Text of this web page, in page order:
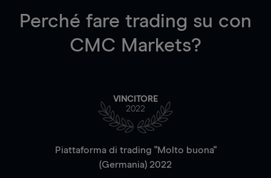
Perché fare trading su con
CMC Markets?
VINCITORE
2022
Piattaforma di trading "Molto buona"
(Germania) 2022